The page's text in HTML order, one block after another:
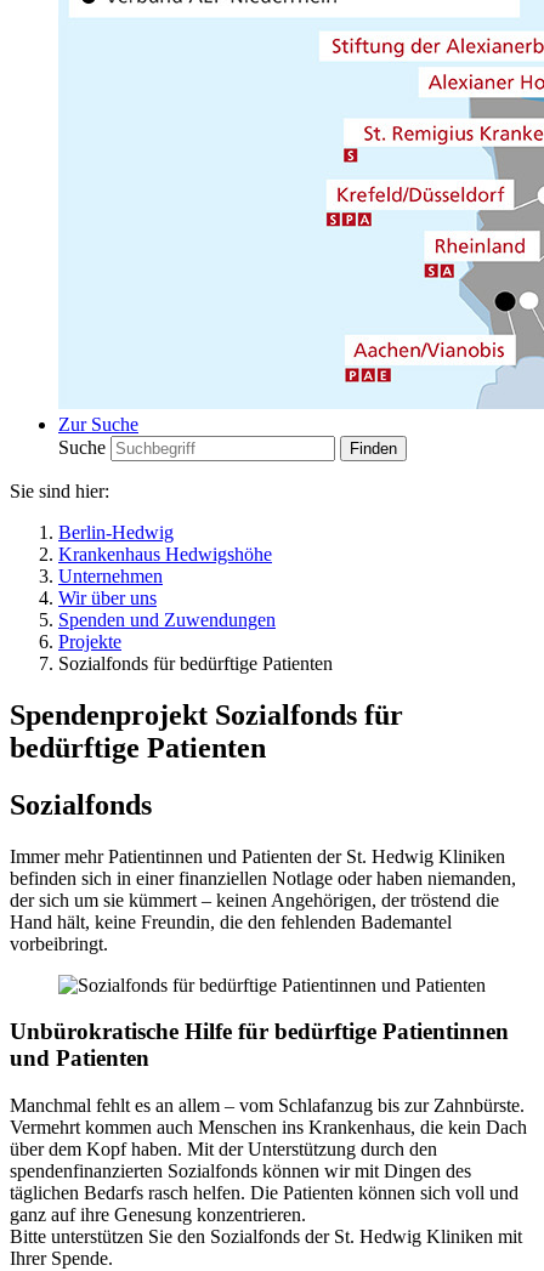
Zur Suche
Suche
Sie sind hier:
Berlin-Hedwig
Krankenhaus Hedwigshöhe
Unternehmen
Wir über uns
Spenden und Zuwendungen
Projekte
Sozialfonds für bedürftige Patienten
Spendenprojekt Sozialfonds für
bedürftige Patienten
Sozialfonds
Immer mehr Patientinnen und Patienten der St. Hedwig Kliniken
befinden sich in einer finanziellen Notlage oder haben niemanden,
der sich um sie kümmert – keinen Angehörigen, der tröstend die
Hand hält, keine Freundin, die den fehlenden Bademantel
vorbeibringt.
Unbürokratische Hilfe für bedürftige Patientinnen
und Patienten
Manchmal fehlt es an allem – vom Schlafanzug bis zur Zahnbürste.
Vermehrt kommen auch Menschen ins Krankenhaus, die kein Dach
über dem Kopf haben. Mit der Unterstützung durch den
spendenfinanzierten Sozialfonds können wir mit Dingen des
täglichen Bedarfs rasch helfen. Die Patienten können sich voll und
ganz auf ihre Genesung konzentrieren.
Bitte unterstützen Sie den Sozialfonds der St. Hedwig Kliniken mit
Ihrer Spende.